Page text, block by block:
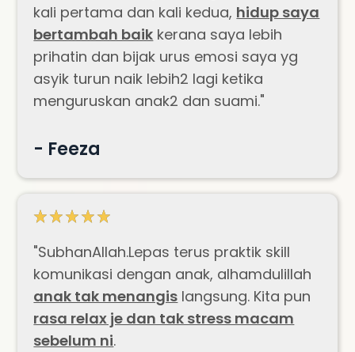
kali pertama dan kali kedua, hidup saya
bertambah baik kerana saya lebih
prihatin dan bijak urus emosi saya yg
asyik turun naik lebih2 lagi ketika
menguruskan anak2 dan suami."
- Feeza
"SubhanAllah.Lepas terus praktik skill
komunikasi dengan anak, alhamdulillah
anak tak menangis langsung. Kita pun
rasa relax je dan tak stress macam
sebelum ni.